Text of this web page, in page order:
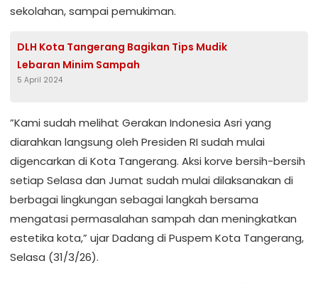
sekolahan, sampai pemukiman.
DLH Kota Tangerang Bagikan Tips Mudik
Lebaran Minim Sampah
5 April 2024
”Kami sudah melihat Gerakan Indonesia Asri yang
diarahkan langsung oleh Presiden RI sudah mulai
digencarkan di Kota Tangerang. Aksi korve bersih-bersih
setiap Selasa dan Jumat sudah mulai dilaksanakan di
berbagai lingkungan sebagai langkah bersama
mengatasi permasalahan sampah dan meningkatkan
estetika kota,” ujar Dadang di Puspem Kota Tangerang,
Selasa (31/3/26).